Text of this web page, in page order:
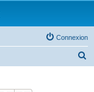
Connexion